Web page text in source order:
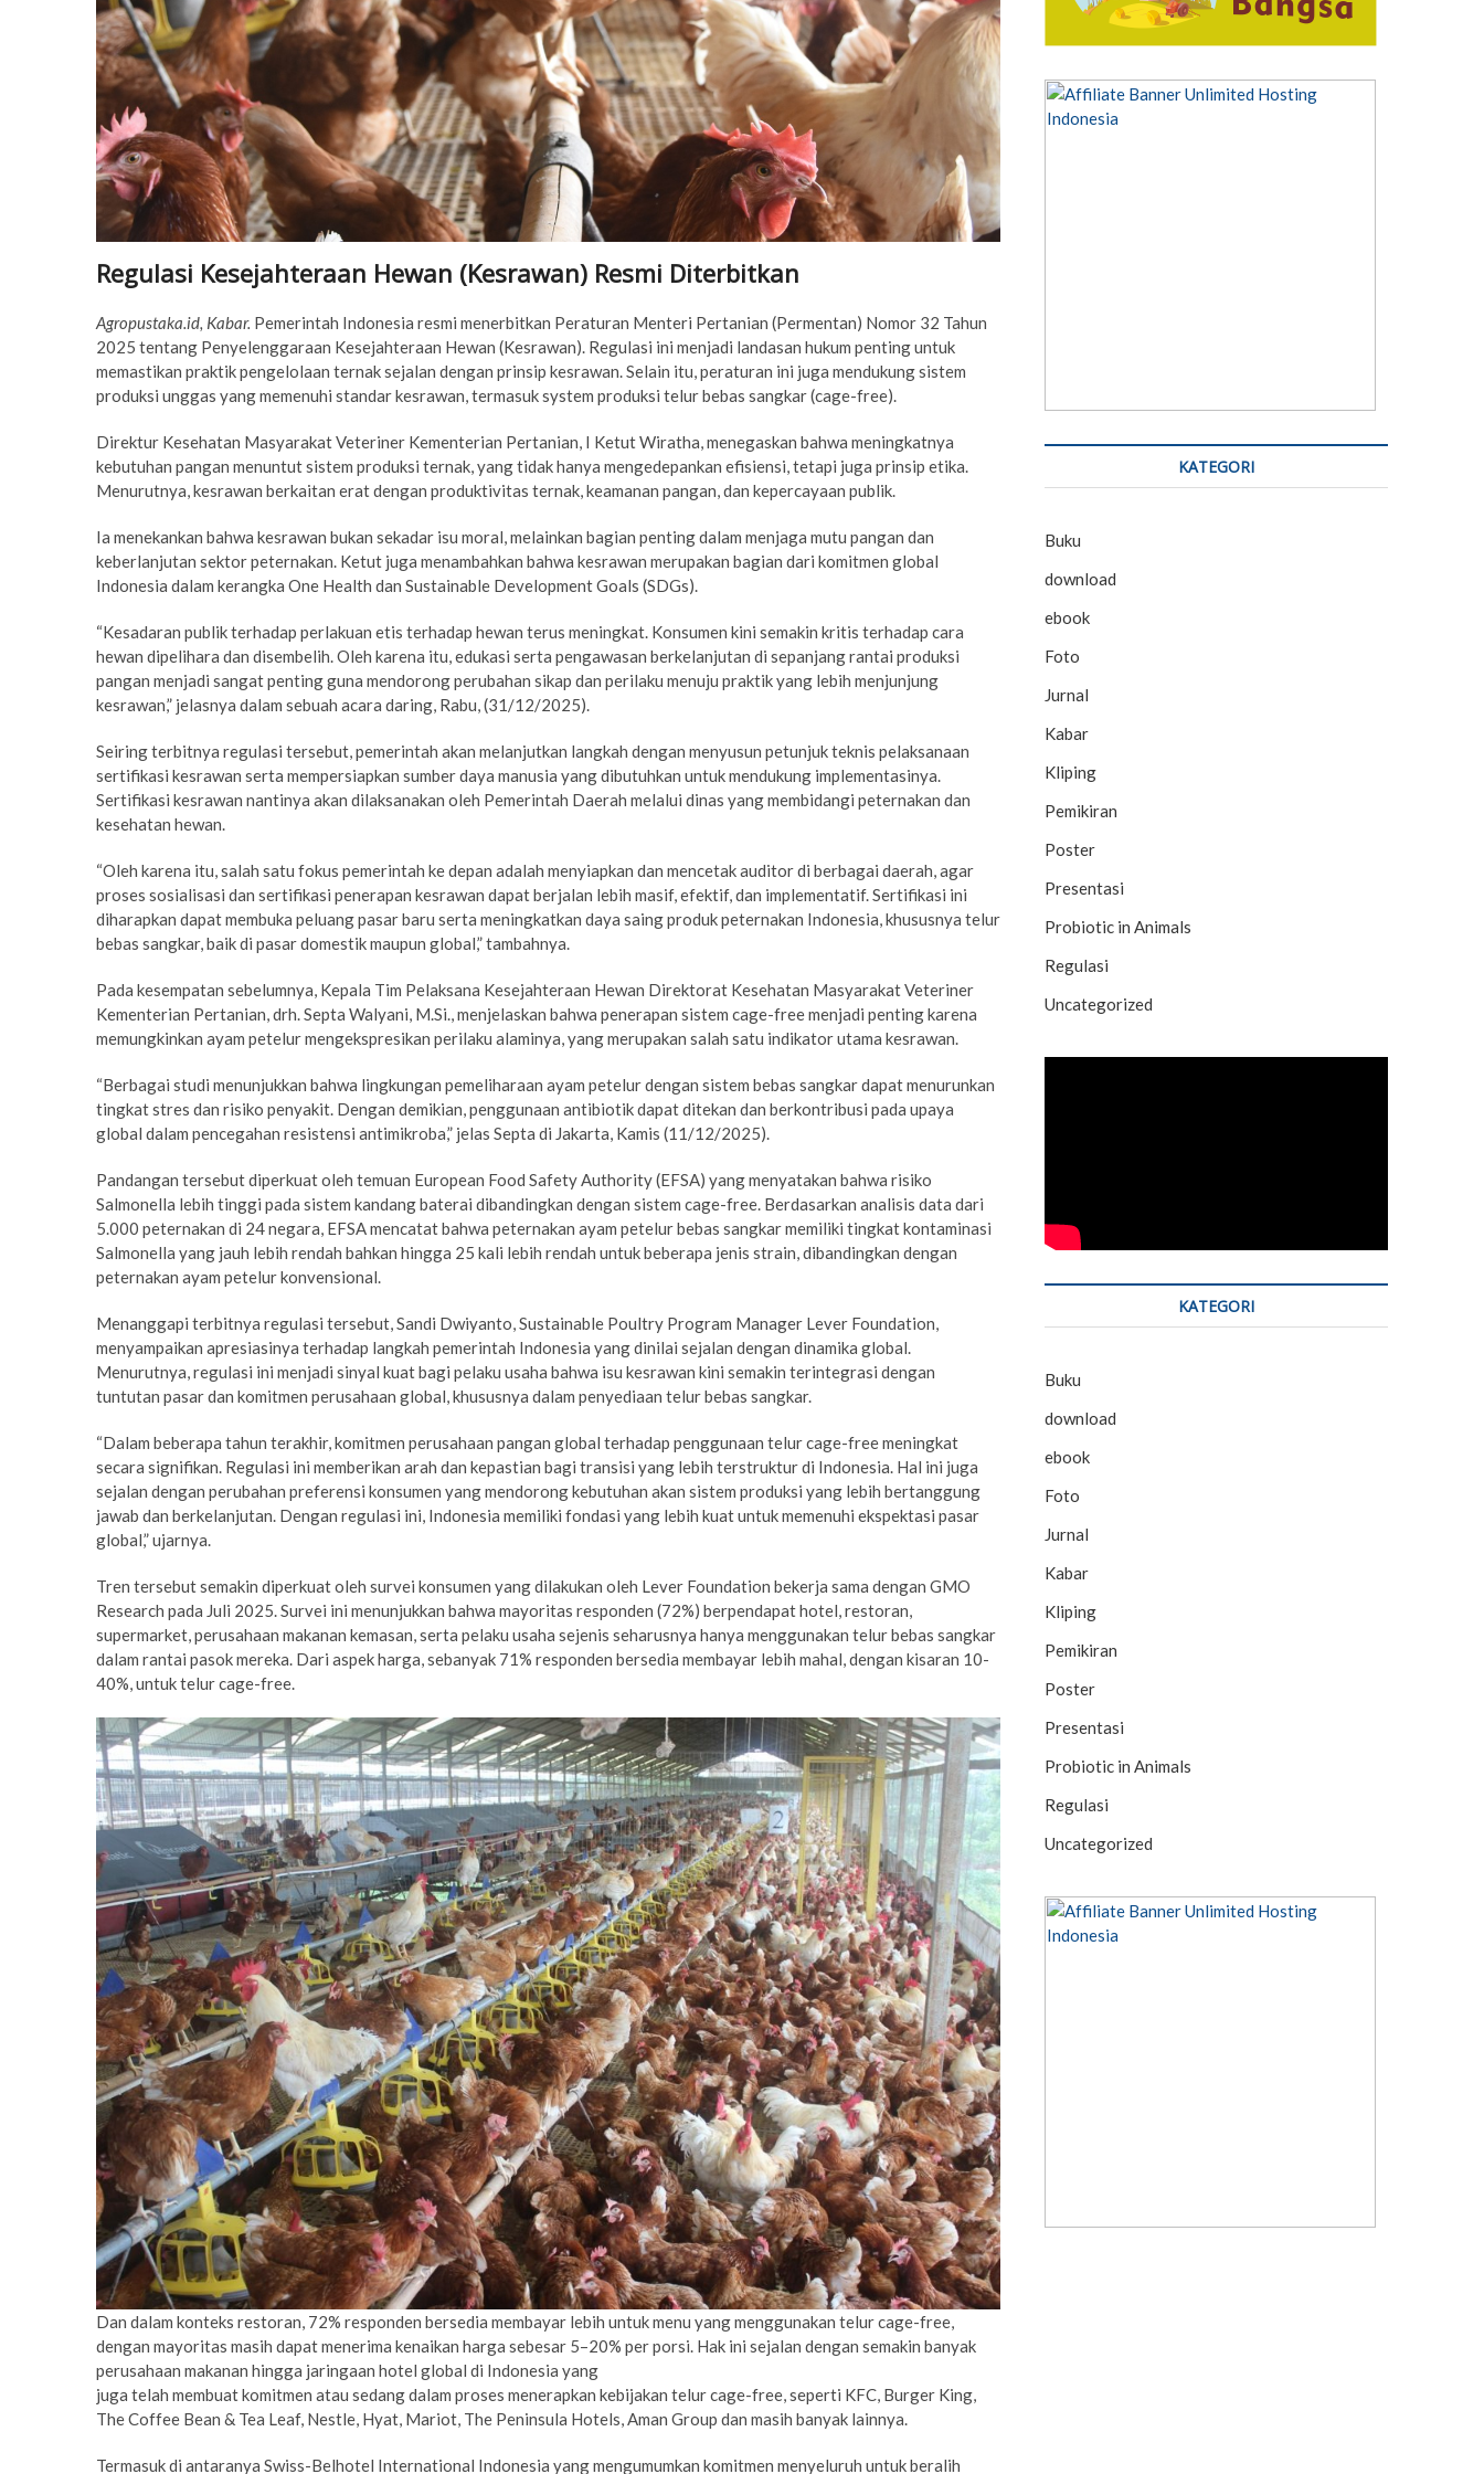
Regulasi Kesejahteraan Hewan (Kesrawan) Resmi Diterbitkan
Agropustaka.id, Kabar. Pemerintah Indonesia resmi menerbitkan Peraturan Menteri Pertanian (Permentan) Nomor 32 Tahun
2025 tentang Penyelenggaraan Kesejahteraan Hewan (Kesrawan). Regulasi ini menjadi landasan hukum penting untuk
memastikan praktik pengelolaan ternak sejalan dengan prinsip kesrawan. Selain itu, peraturan ini juga mendukung sistem
produksi unggas yang memenuhi standar kesrawan, termasuk system produksi telur bebas sangkar (cage-free).
Direktur Kesehatan Masyarakat Veteriner Kementerian Pertanian, I Ketut Wiratha, menegaskan bahwa meningkatnya
kebutuhan pangan menuntut sistem produksi ternak, yang tidak hanya mengedepankan efisiensi, tetapi juga prinsip etika.
Menurutnya, kesrawan berkaitan erat dengan produktivitas ternak, keamanan pangan, dan kepercayaan publik.
Ia menekankan bahwa kesrawan bukan sekadar isu moral, melainkan bagian penting dalam menjaga mutu pangan dan
keberlanjutan sektor peternakan. Ketut juga menambahkan bahwa kesrawan merupakan bagian dari komitmen global
Indonesia dalam kerangka One Health dan Sustainable Development Goals (SDGs).
“Kesadaran publik terhadap perlakuan etis terhadap hewan terus meningkat. Konsumen kini semakin kritis terhadap cara
hewan dipelihara dan disembelih. Oleh karena itu, edukasi serta pengawasan berkelanjutan di sepanjang rantai produksi
pangan menjadi sangat penting guna mendorong perubahan sikap dan perilaku menuju praktik yang lebih menjunjung
kesrawan,” jelasnya dalam sebuah acara daring, Rabu, (31/12/2025).
Seiring terbitnya regulasi tersebut, pemerintah akan melanjutkan langkah dengan menyusun petunjuk teknis pelaksanaan
sertifikasi kesrawan serta mempersiapkan sumber daya manusia yang dibutuhkan untuk mendukung implementasinya.
Sertifikasi kesrawan nantinya akan dilaksanakan oleh Pemerintah Daerah melalui dinas yang membidangi peternakan dan
kesehatan hewan.
“Oleh karena itu, salah satu fokus pemerintah ke depan adalah menyiapkan dan mencetak auditor di berbagai daerah, agar
proses sosialisasi dan sertifikasi penerapan kesrawan dapat berjalan lebih masif, efektif, dan implementatif. Sertifikasi ini
diharapkan dapat membuka peluang pasar baru serta meningkatkan daya saing produk peternakan Indonesia, khususnya telur
bebas sangkar, baik di pasar domestik maupun global,” tambahnya.
Pada kesempatan sebelumnya, Kepala Tim Pelaksana Kesejahteraan Hewan Direktorat Kesehatan Masyarakat Veteriner
Kementerian Pertanian, drh. Septa Walyani, M.Si., menjelaskan bahwa penerapan sistem cage-free menjadi penting karena
memungkinkan ayam petelur mengekspresikan perilaku alaminya, yang merupakan salah satu indikator utama kesrawan.
“Berbagai studi menunjukkan bahwa lingkungan pemeliharaan ayam petelur dengan sistem bebas sangkar dapat menurunkan
tingkat stres dan risiko penyakit. Dengan demikian, penggunaan antibiotik dapat ditekan dan berkontribusi pada upaya
global dalam pencegahan resistensi antimikroba,” jelas Septa di Jakarta, Kamis (11/12/2025).
Pandangan tersebut diperkuat oleh temuan European Food Safety Authority (EFSA) yang menyatakan bahwa risiko
Salmonella lebih tinggi pada sistem kandang baterai dibandingkan dengan sistem cage-free. Berdasarkan analisis data dari
5.000 peternakan di 24 negara, EFSA mencatat bahwa peternakan ayam petelur bebas sangkar memiliki tingkat kontaminasi
Salmonella yang jauh lebih rendah bahkan hingga 25 kali lebih rendah untuk beberapa jenis strain, dibandingkan dengan
peternakan ayam petelur konvensional.
Menanggapi terbitnya regulasi tersebut, Sandi Dwiyanto, Sustainable Poultry Program Manager Lever Foundation,
menyampaikan apresiasinya terhadap langkah pemerintah Indonesia yang dinilai sejalan dengan dinamika global.
Menurutnya, regulasi ini menjadi sinyal kuat bagi pelaku usaha bahwa isu kesrawan kini semakin terintegrasi dengan
tuntutan pasar dan komitmen perusahaan global, khususnya dalam penyediaan telur bebas sangkar.
“Dalam beberapa tahun terakhir, komitmen perusahaan pangan global terhadap penggunaan telur cage-free meningkat
secara signifikan. Regulasi ini memberikan arah dan kepastian bagi transisi yang lebih terstruktur di Indonesia. Hal ini juga
sejalan dengan perubahan preferensi konsumen yang mendorong kebutuhan akan sistem produksi yang lebih bertanggung
jawab dan berkelanjutan. Dengan regulasi ini, Indonesia memiliki fondasi yang lebih kuat untuk memenuhi ekspektasi pasar
global,” ujarnya.
Tren tersebut semakin diperkuat oleh survei konsumen yang dilakukan oleh Lever Foundation bekerja sama dengan GMO
Research pada Juli 2025. Survei ini menunjukkan bahwa mayoritas responden (72%) berpendapat hotel, restoran,
supermarket, perusahaan makanan kemasan, serta pelaku usaha sejenis seharusnya hanya menggunakan telur bebas sangkar
dalam rantai pasok mereka. Dari aspek harga, sebanyak 71% responden bersedia membayar lebih mahal, dengan kisaran 10-
40%, untuk telur cage-free.
Dan dalam konteks restoran, 72% responden bersedia membayar lebih untuk menu yang menggunakan telur cage-free,
dengan mayoritas masih dapat menerima kenaikan harga sebesar 5–20% per porsi. Hak ini sejalan dengan semakin banyak
perusahaan makanan hingga jaringaan hotel global di Indonesia yang
juga telah membuat komitmen atau sedang dalam proses menerapkan kebijakan telur cage-free, seperti KFC, Burger King,
The Coffee Bean & Tea Leaf, Nestle, Hyat, Mariot, The Peninsula Hotels, Aman Group dan masih banyak lainnya.
Termasuk di antaranya Swiss-Belhotel International Indonesia yang mengumumkan komitmen menyeluruh untuk beralih
KATEGORI
Buku
download
ebook
Foto
Jurnal
Kabar
Kliping
Pemikiran
Poster
Presentasi
Probiotic in Animals
Regulasi
Uncategorized
KATEGORI
Buku
download
ebook
Foto
Jurnal
Kabar
Kliping
Pemikiran
Poster
Presentasi
Probiotic in Animals
Regulasi
Uncategorized